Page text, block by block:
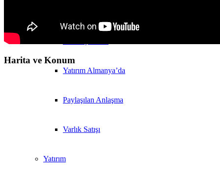
Yatırım Almanya’da
Paylaşılan Anlaşma
Varlık Satışı
Yatırım
Harita ve Konum